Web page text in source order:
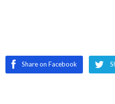
Share on Facebook